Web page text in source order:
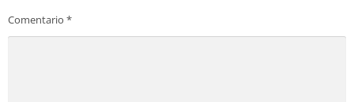
Comentario *